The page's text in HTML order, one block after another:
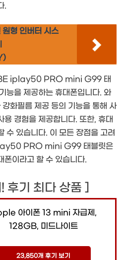
.
형 인버터 시스
iplay50 PRO mini G99 태
능을 제공하는 휴대폰입니다. 와
화필름 제공 등의 기능을 통해 사
용 경험을 제공합니다. 또한, 휴대
수 있습니다. 이 모든 장점을 고려
PRO mini G99 태블릿은
폰이라고 할 수 있습니다.
기 최다 상품 ]
아이폰 13 mini 자급제,
128GB, 미드나이트
23,850개 후기 보기